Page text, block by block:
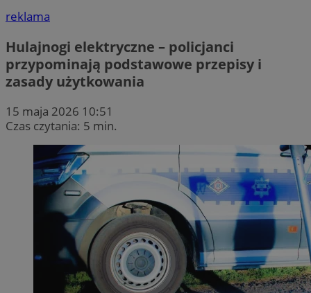
reklama
Hulajnogi elektryczne – policjanci
przypominają podstawowe przepisy i
zasady użytkowania
15 maja 2026 10:51
Czas czytania: 5 min.